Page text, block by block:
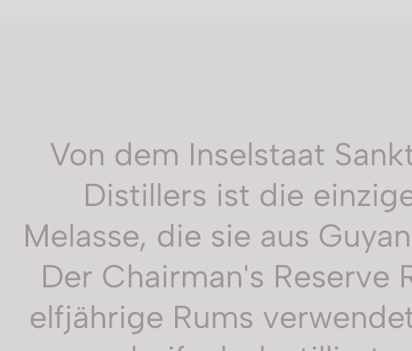
Von dem Inselstaat
Distillers ist die
Melasse, die sie aus
Der Chairman's
elfjährige Rums